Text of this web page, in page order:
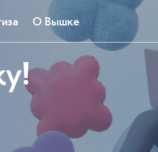
О Вышке